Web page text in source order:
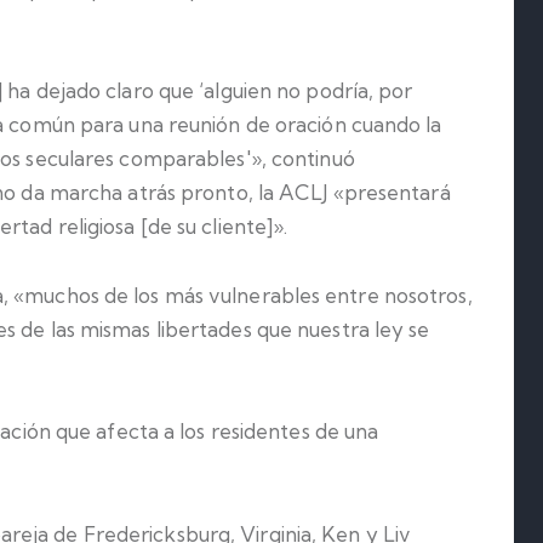
dejado claro que ‘alguien no podría, por
para una reunión de oración cuando la
seculares comparables'», continuó
da marcha atrás pronto, la ACLJ «presentará
religiosa [de su cliente]».
«muchos de los más vulnerables entre nosotros,
de las mismas libertades que nuestra ley se
que afecta a los residentes de una
de Fredericksburg, Virginia, Ken y Liv